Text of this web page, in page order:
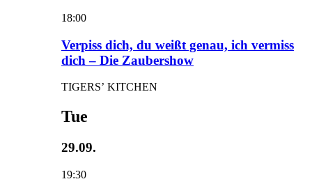
18:00
Verpiss dich, du weißt genau, ich vermiss
dich – Die Zaubershow
TIGERS’ KITCHEN
Tue
29.09.
19:30